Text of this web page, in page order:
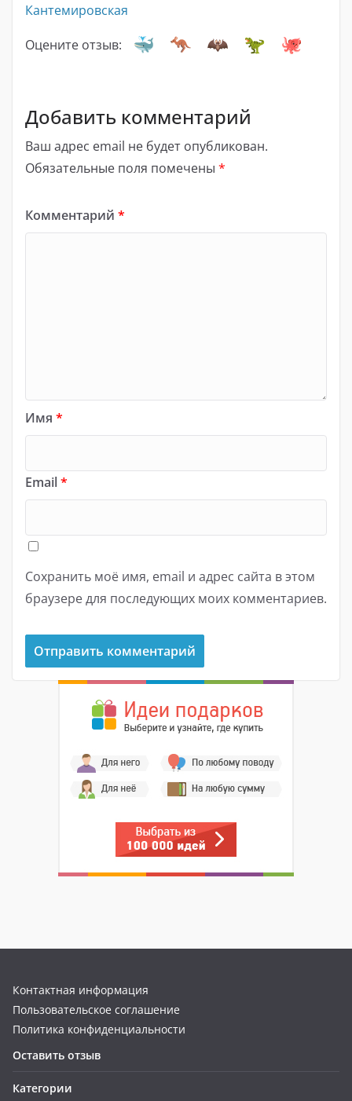
Кантемировская
Оцените отзыв:
Добавить комментарий
Ваш адрес email не будет опубликован.
Обязательные поля помечены *
Комментарий *
Имя *
Email*
Сохранить моё имя, email и адрес сайта в этом
браузере для последующих моих комментариев.
Контактная информация
Пользовательское соглашение
Политика конфиденциальности
Оставить отзыв
Категории